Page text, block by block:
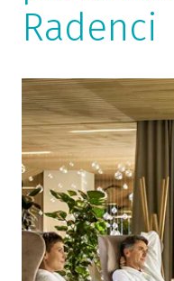
Radenci